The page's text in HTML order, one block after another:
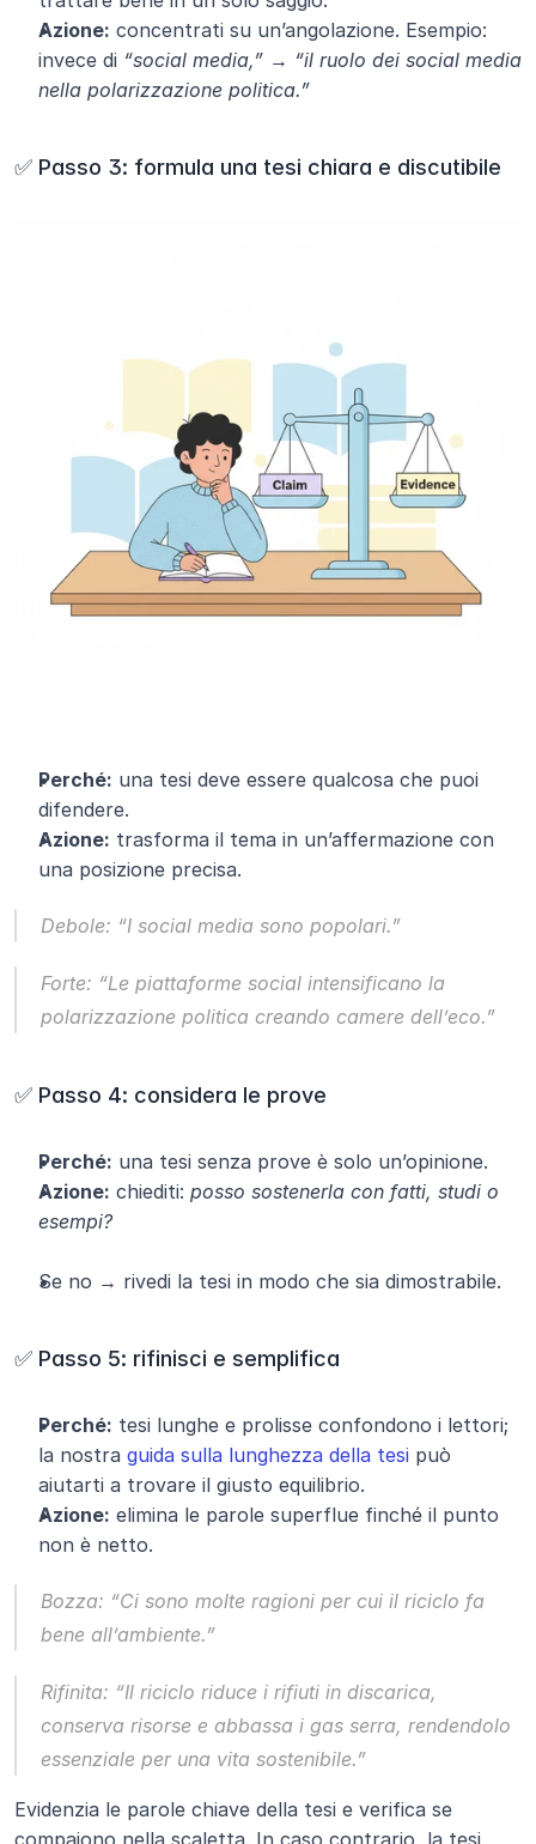
Azione: concentrati su un’angolazione. Esempio:
invece di “social media,” → “il ruolo dei social media
nella polarizzazione politica.”
✅ Passo 3: formula una tesi chiara e discutibile
Perché: una tesi deve essere qualcosa che puoi
difendere.
Azione: trasforma il tema in un’affermazione con
una posizione precisa.
Debole: “I social media sono popolari.”
Forte: “Le piattaforme social intensificano la
polarizzazione politica creando camere dell’eco.”
✅ Passo 4: considera le prove
Perché: una tesi senza prove è solo un’opinione.
Azione: chiediti: posso sostenerla con fatti, studi o
esempi?
Se no → rivedi la tesi in modo che sia dimostrabile.
✅ Passo 5: rifinisci e semplifica
Perché: tesi lunghe e prolisse confondono i lettori;
la nostra guida sulla lunghezza della tesi può
aiutarti a trovare il giusto equilibrio.
Azione: elimina le parole superflue finché il punto
non è netto.
Bozza: “Ci sono molte ragioni per cui il riciclo fa
bene all’ambiente.”
Rifinita: “Il riciclo riduce i rifiuti in discarica,
conserva risorse e abbassa i gas serra, rendendolo
essenziale per una vita sostenibile.”
Evidenzia le parole chiave della tesi e verifica se
compaiono nella scaletta. In caso contrario, la tesi